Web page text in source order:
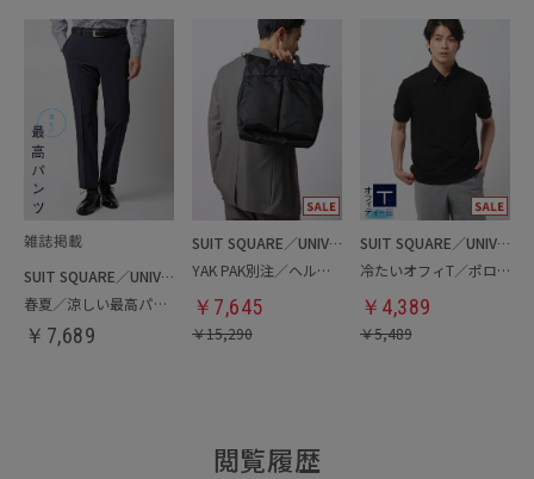
SUIT SQUARE／UNIVERSAL LANGUAGE
春夏／涼しい最高パンツ
￥ 7,689
SUIT SQUARE／UNIVERSAL LANGUAGE
YAK PAK別注／ヘルメットバッグ
￥ 7,645
￥15,290
SUIT SQUARE／UNIVERSAL LANGUAGE
冷たいオフィT／ポロシャツ
￥ 4,389
￥5,489
閲覧履歴